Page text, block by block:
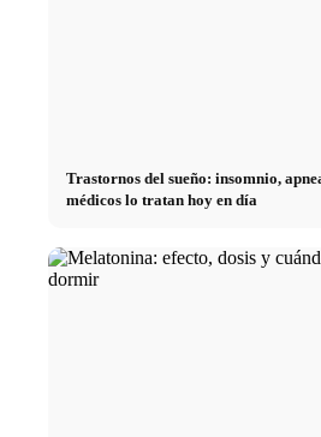
Trastornos del sueño: insomnio,
médicos lo tratan hoy en día